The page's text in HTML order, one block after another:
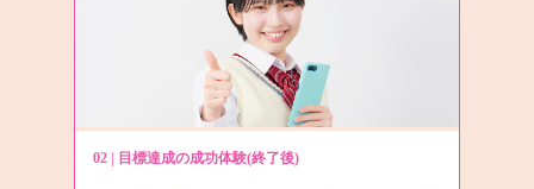
02 | 目標達成の成功体験(終了後)